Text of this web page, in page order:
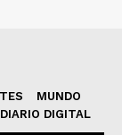
MUNDO
DIARIO DIGITAL